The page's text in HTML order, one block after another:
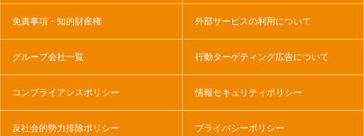
免責事項・知的財産権 外部サービスの利用について
グループ会社一覧 行動ターゲティング広告について
コンプライアンスポリシー 情報セキュリティポリシー
反社会的勢力排除ポリシー プライバシーポリシー